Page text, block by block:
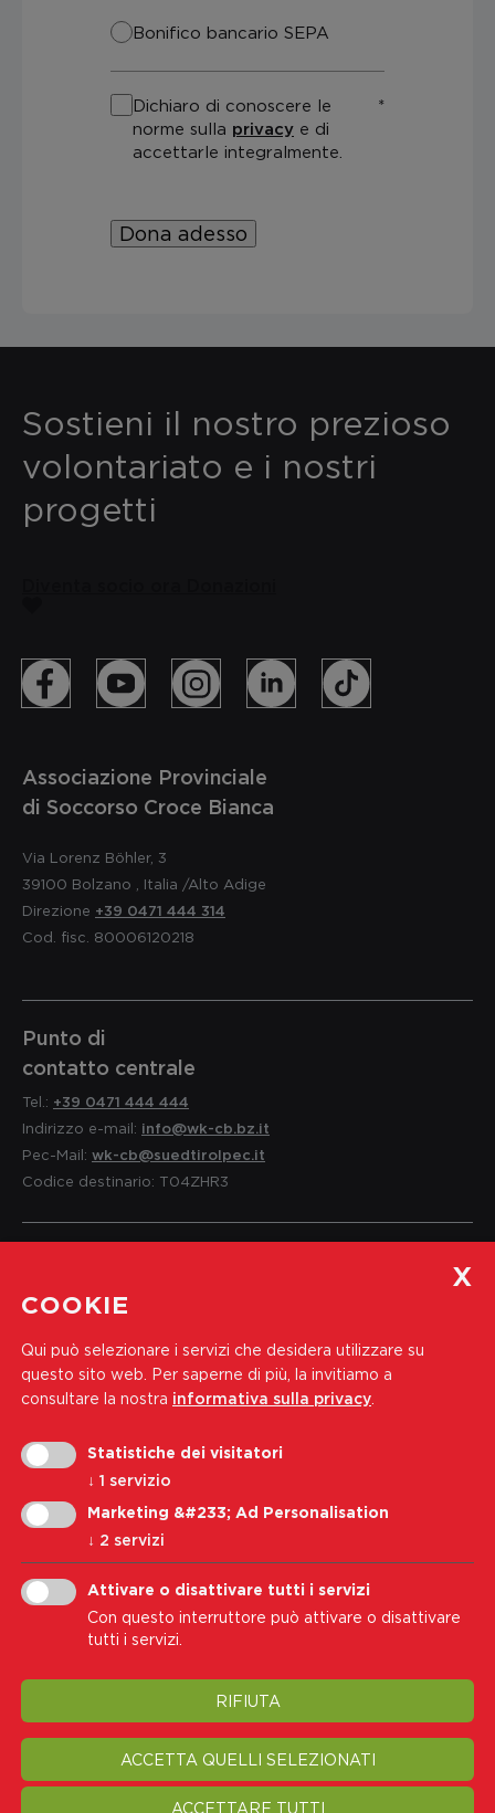
Bonifico bancario SEPA
Dichiaro di conoscere le
norme sulla privacy e di
accettarle integralmente.
Dona adesso
Sostieni il nostro prezioso
volontariato e i nostri
progetti
Associazione Provinciale
di Soccorso Croce Bianca
Via Lorenz Böhler, 3
39100 Bolzano Italia /Alto Adige
Direzione +39 0471 444 314
Cod. fisc. 80006120218
Punto di
contatto centrale
Tel.: +39 0471 444 444
Indirizzo e-mail: info@wk-cb.bz.it
Pec-Mail: wk-cb@suedtirolpec.it
Codice destinario: T04ZHR3
e informazioni
Tel.:
Indirizzo e-mail:
soci@wk-cb.bz.it
Iscriviti alla nostra newsletter
Indirizzo e-mail
Iscriviti
Accetto iInformativa sulla privacy
Cookie Policy
Modifica impostazione cookie
COOKIE
Qui può selezionare i servizi che desidera utilizzare su
questo sito web. Per saperne di più, la invitiamo a
consultare la nostra informativa sulla privacy
Statistiche dei visitatori
↓ 1 servizio
Marketing &#233; Ad Personalisation
↓ 2 servizi
Attivare o disattivare tutti i servizi
Con questo interruttore può attivare o disattivare
tutti i servizi.
RIFIUTA
ACCETTA QUELLI SELEZIONATI
ACCETTARE TUTTI